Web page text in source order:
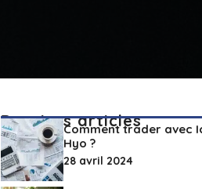
Derniers articles
Comment trader avec
Hyo ?
28 avril 2024